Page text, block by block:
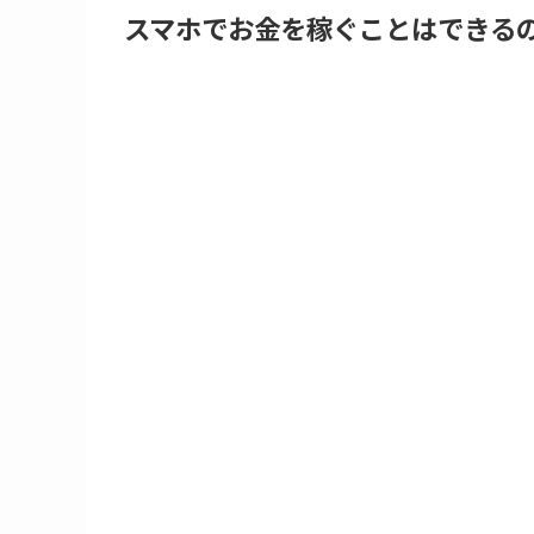
スマホでお金を稼ぐことはできる